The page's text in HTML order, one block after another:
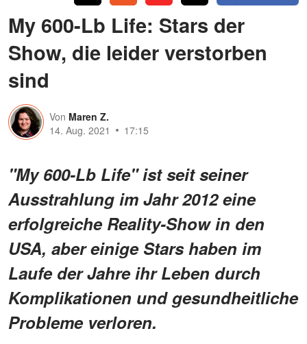
My 600-Lb Life: Stars der
Show, die leider verstorben
sind
Von Maren Z.
14. Aug. 2021
17:15
"My 600-Lb Life" ist seit seiner
Ausstrahlung im Jahr 2012 eine
erfolgreiche Reality-Show in den
USA, aber einige Stars haben im
Laufe der Jahre ihr Leben durch
Komplikationen und gesundheitliche
Probleme verloren.